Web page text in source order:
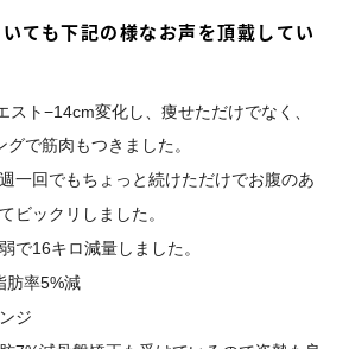
ても下記の様なお声を頂戴してい
スト−14cm変化し、痩せただけでなく、
で筋肉もつきました。
一回でもちょっと続けただけでお腹のあ
ビックリしました。
で16キロ減量しました。
肪率5%減
ジ